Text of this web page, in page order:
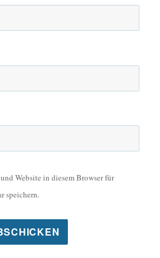
Website in diesem Browser für
speichern.